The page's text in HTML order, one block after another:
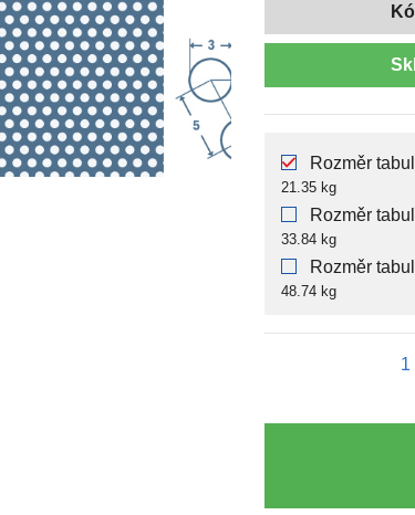
Rozměr
21.35 kg
Rozměr
33.84 kg
Rozměr
48.74 kg
1